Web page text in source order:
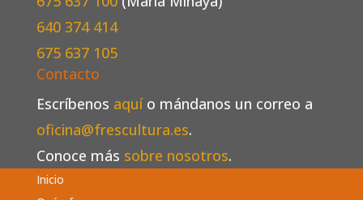
640 374 414
675 637 105
Contacto
Escríbenos aquío mándanos un correo a
oficina@frescultura.es.
Conoce más sobre nosotros.
Inicio